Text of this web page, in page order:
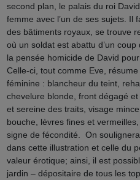
second plan, le palais du roi
femme avec l’un de ses sujets. Il
des bâtiments royaux, se trouve
où un soldat est abattu d’un
la pensée homicide de David pour
Celle-ci, tout comme Eve, résume
féminine : blancheur du teint,
chevelure blonde, front dégagé
et sereine des traits, visage
bouche, lèvres fines et
signe de fécondité. On
dans cette illustration et celle du
valeur érotique; ainsi, il est
jardin – dépositaire de tous les